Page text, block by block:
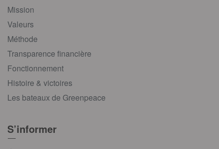
Mission
Valeurs
Méthode
Transparence financière
Fonctionnement
Histoire & victoires
Les bateaux de Greenpeace
S’informer